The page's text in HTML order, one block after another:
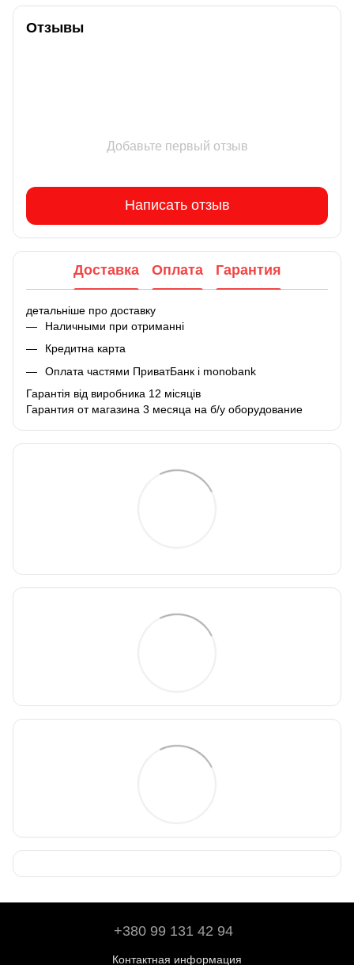
Отзывы
Добавьте первый отзыв
Написать отзыв
Доставка Оплата Гарантия
детальніше про доставку
Наличными при отриманні
Кредитна карта
Оплата частями ПриватБанк і monobank
Гарантія від виробника 12 місяців
Гарантия от магазина 3 месяца на б/у оборудование
+380 99 131 42 94
Контактная информация